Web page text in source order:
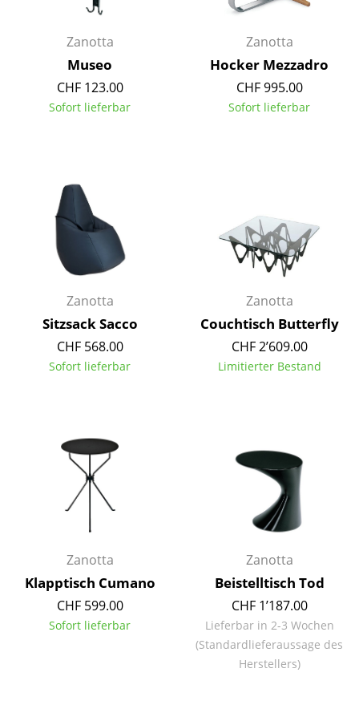
Kleinaufbewahrung
Einzelteile
... alle Aufbewahrungsmöbel
Licht
Schreibtischleuchten
Stehleuchten & Leseleuchten
Bodenleuchten
Wandleuchten
Akkuleuchten
Betten
Doppelbetten
Einzelbetten
Stapelbetten
Kinderbetten
Nachttische & Bettzubehör
... alle Betten
Zanotta
Museo
CHF 123.00
Sofort lieferbar
Zanotta
Hocker Mezzadro
CHF 995.00
Sofort lieferbar
Zanotta
Sitzsack Sacco
CHF 568.00
Sofort lieferbar
Zanotta
Couchtisch Butterfly
CHF 2’609.00
Limitierter Bestand
Zanotta
Klapptisch Cumano
CHF 599.00
Sofort lieferbar
Zanotta
Beistelltisch Tod
CHF 1’187.00
Lieferbar in 2-3 Wochen
(Standardlieferaussage des
Herstellers)